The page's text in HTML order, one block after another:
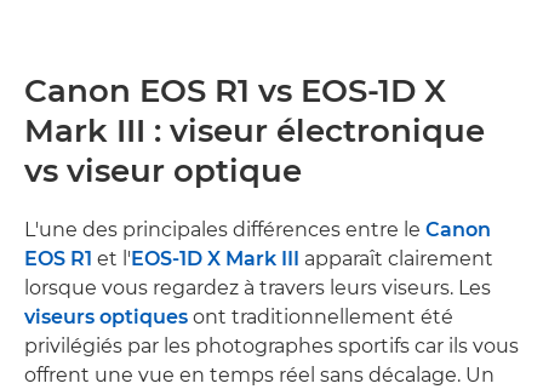
Canon EOS R1 vs EOS-1D X
Mark III : viseur électronique
vs viseur optique
L'une des principales différences entre le Canon
EOS R1 et l' EOS-1D X Mark III
apparaît clairement
lorsque vous regardez à travers leurs viseurs. Les
viseurs optiques ont traditionnellement été
privilégiés par les photographes sportifs car ils vous
offrent une vue en temps réel sans décalage. Un